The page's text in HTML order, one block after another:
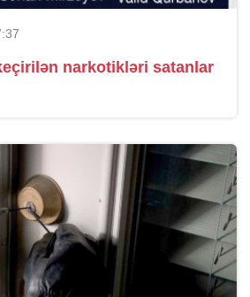
narkotikləri satanlar